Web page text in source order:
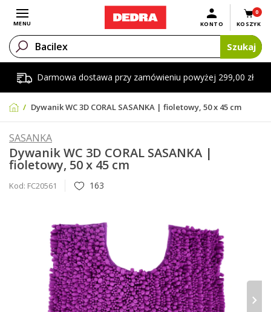
Darmowa dostawa przy zamówieniu powyżej 299,00 zł
Otwórz menu
MENU
0
KOSZYK
KONTO
Szukaj
Dywanik WC 3D CORAL SASANKA | fioletowy, 50 x 45 cm
SASANKA
Dywanik WC 3D CORAL SASANKA |
fioletowy, 50 x 45 cm
Kod: FC20561 163
›